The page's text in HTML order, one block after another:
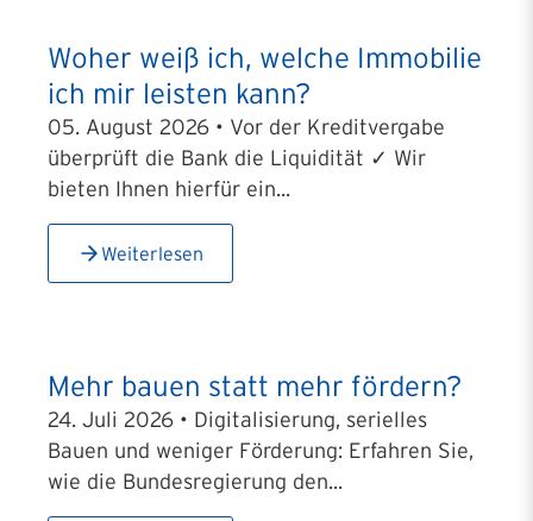
Woher weiß ich, welche Immobilie
ich mir leisten kann?
05. August 2026 • Vor der Kreditvergabe
überprüft die Bank die Liquidität ✓ Wir
bieten Ihnen hierfür ein...
Weiterlesen
Mehr bauen statt mehr fördern?
24. Juli 2026 • Digitalisierung, serielles
Bauen und weniger Förderung: Erfahren Sie,
wie die Bundesregierung den...